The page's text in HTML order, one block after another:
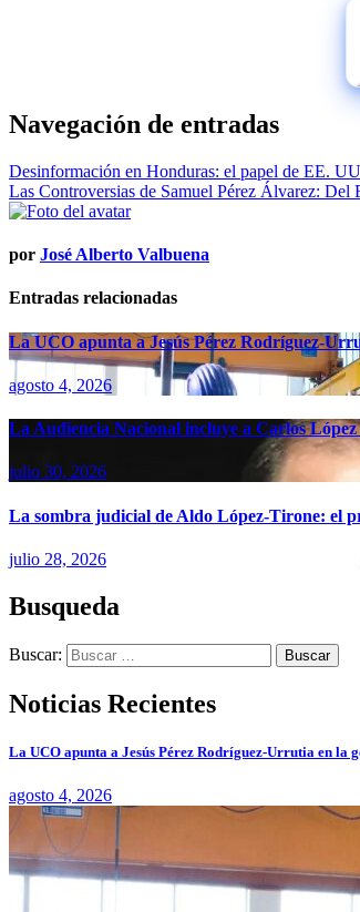
Navegación de entradas
Desinformación en Honduras: el papel de EE.
Las Controversias de Samuel Pérez Álvarez: Del
por José Alberto Valbuena
Entradas relacionadas
La UCO apunta a Jesús Pérez Rodríguez-
agosto 4, 2026
La Audiencia Nacional incluye a Carlos López
julio 30, 2026
La sombra judicial de Aldo López-Tirone: el
julio 28, 2026
Busqueda
Buscar:
Noticias Recientes
La UCO apunta a Jesús Pérez Rodríguez-Urrutia en la
agosto 4, 2026